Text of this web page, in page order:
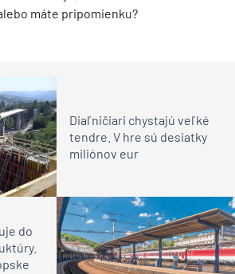
máte pripomienku?
Diaľničiari chystajú veľké
tendre. V hre sú desiatky
miliónov eur
do